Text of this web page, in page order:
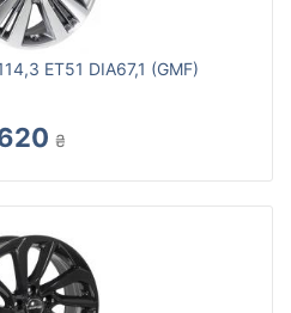
ET51 DIA67,1 (GMF)
₴